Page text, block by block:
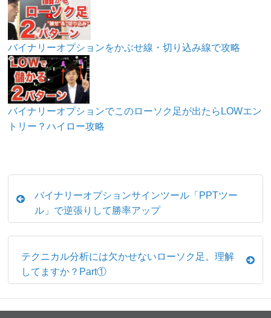
バイナリーオプションをかぶせ線・切り込み線で攻略
バイナリーオプションでこのローソク足が出たらLOWエン
トリー？ハイロー攻略
バイナリーオプションサインツール「PPTツー
ル」で逆張りして勝率アップ
テクニカル分析には欠かせないローソク足。理解
してますか？Part①